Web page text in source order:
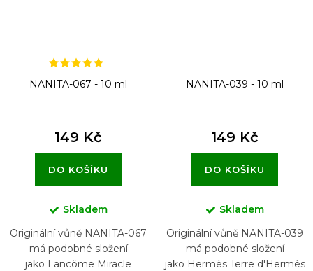
NANITA-067 - 10 ml
149 Kč
DO KOŠÍKU
Skladem
Originální vůně NANITA-067
má podobné složení
jako Lancôme Miracle
NANITA-039 - 10 ml
149 Kč
DO KOŠÍKU
Skladem
Originální vůně NANITA-039
má podobné složení
jako Hermès Terre d'Hermès